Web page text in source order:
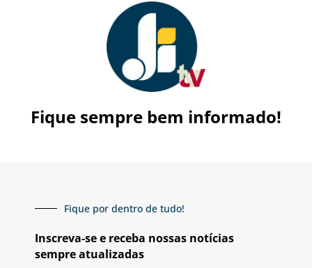
Fique sempre bem informado!
Fique por dentro de tudo!
Inscreva-se e receba nossas notícias
sempre atualizadas